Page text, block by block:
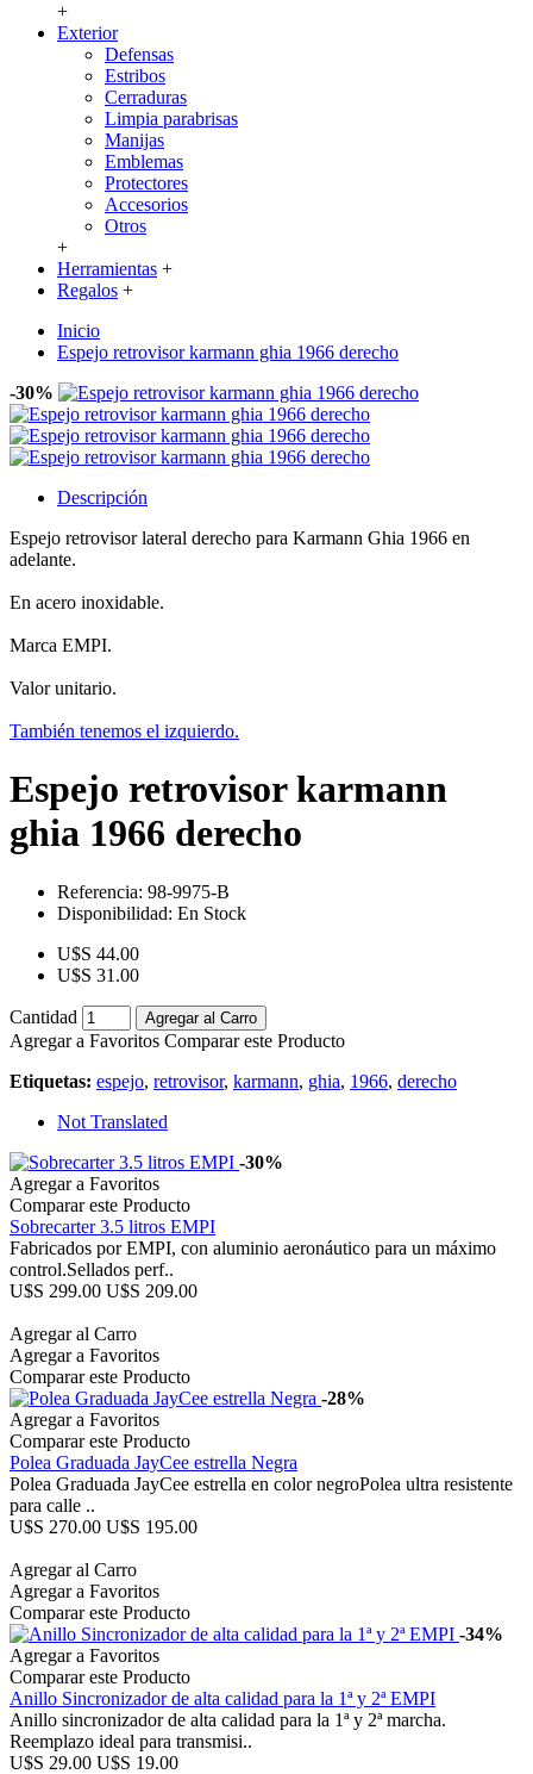
+
Exterior
Defensas
Estribos
Cerraduras
Limpia parabrisas
Manijas
Emblemas
Protectores
Accesorios
Otros
+
Herramientas +
Regalos +
Inicio
Espejo retrovisor karmann ghia 1966 derecho
-30%
Descripción
Espejo retrovisor lateral derecho para Karmann Ghia 1966 en
adelante.
En acero inoxidable.
Marca EMPI.
Valor unitario.
También tenemos el izquierdo.
Espejo retrovisor karmann
ghia 1966 derecho
Referencia: 98-9975-B
Disponibilidad: En Stock
U$S 44.00
U$S 31.00
Cantidad Agregar al Carro
Agregar a Favoritos Comparar este Producto
Etiquetas: espejo, retrovisor, karmann, ghia, 1966, derecho
Not Translated
-30%
Agregar a Favoritos
Comparar este Producto
Sobrecarter 3.5 litros EMPI
Fabricados por EMPI, con aluminio aeronáutico para un máximo
control.Sellados perf..
U$S 299.00 U$S 209.00
Agregar al Carro
Agregar a Favoritos
Comparar este Producto
-28%
Agregar a Favoritos
Comparar este Producto
Polea Graduada JayCee estrella Negra
Polea Graduada JayCee estrella en color negroPolea ultra resistente
para calle ..
U$S 270.00 U$S 195.00
Agregar al Carro
Agregar a Favoritos
Comparar este Producto
-34%
Agregar a Favoritos
Comparar este Producto
Anillo Sincronizador de alta calidad para la 1ª y 2ª EMPI
Anillo sincronizador de alta calidad para la 1ª y 2ª marcha.
Reemplazo ideal para transmisi..
U$S 29.00 U$S 19.00